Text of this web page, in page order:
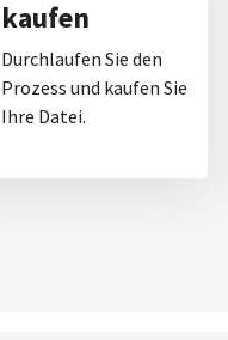
kaufen
Durchlaufen Sie den
Prozess und kaufen Sie
Ihre Datei.